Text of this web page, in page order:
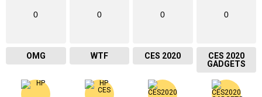
0
OMG
0
WTF
0
CES 2020
0
CES 2020
GADGETS